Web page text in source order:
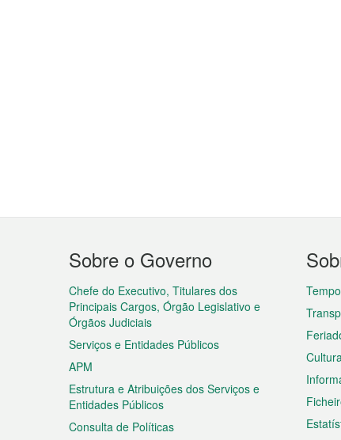
Menu
do
rodapé
Sobre o Governo
Chefe do Executivo, Titulares dos
Principais Cargos, Órgão Legislativo e
Órgãos Judiciais
Serviços e Entidades Públicos
APM
Estrutura e Atribuições dos Serviços e
Entidades Públicos
Consulta de Políticas
Tempo